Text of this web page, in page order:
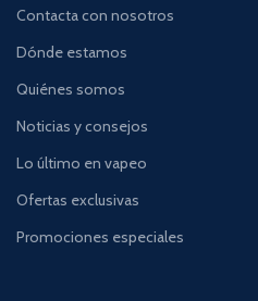
Contacta con nosotros
Dónde estamos
Quiénes somos
Noticias y consejos
Lo último en vapeo
Ofertas exclusivas
Promociones especiales